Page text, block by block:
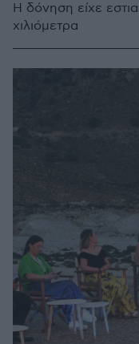
Η δόνηση είχε
χιλιόμετρα